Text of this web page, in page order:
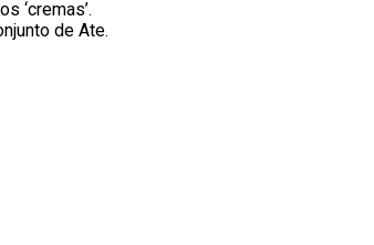
‘cremas’.
de Ate.